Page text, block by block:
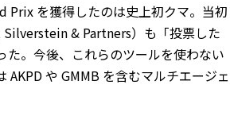
Prix を獲得したのは史上初クマ。当初
& Partners）も「投票した
た。今後、これらのツールを使わない
や GMMB を含むマルチエージェ